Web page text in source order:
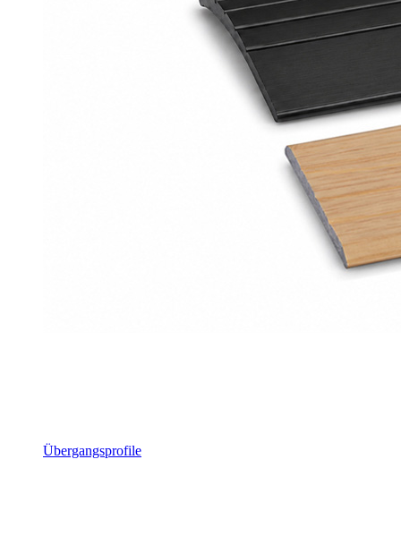
Übergangsprofile